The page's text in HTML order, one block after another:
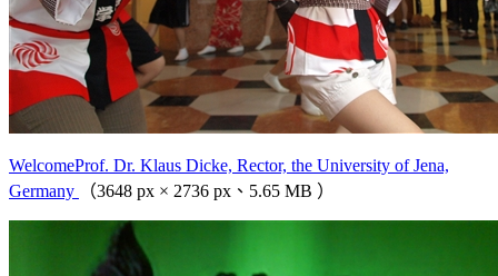
WelcomeProf. Dr. Klaus Dicke, Rector, the University of Jena,
Germany
（3648 px × 2736 px、5.65 MB ）